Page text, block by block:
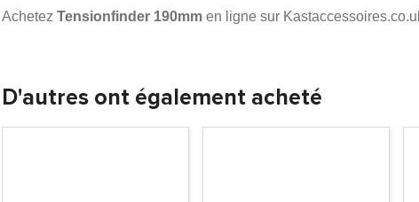
Achetez Tensionfinder 190mm en ligne sur
D'autres ont également acheté